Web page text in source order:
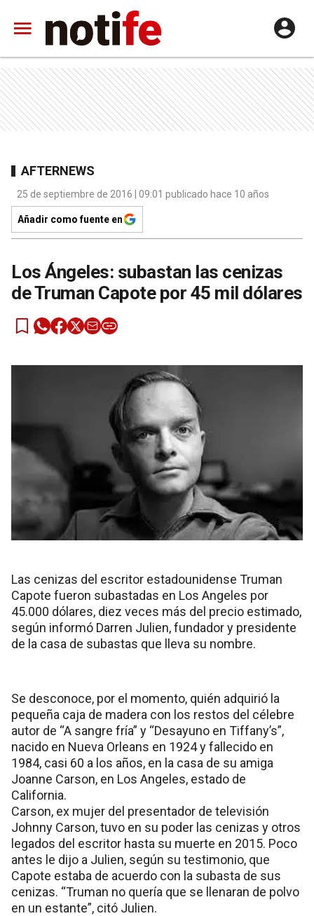
AFTERNEWS
25 de septiembre de 2016 | 09:01 publicado hace 10 años
Añadir como fuente en
Los Ángeles: subastan las cenizas
de Truman Capote por 45 mil dólares
Las cenizas del escritor estadounidense Truman
Capote fueron subastadas en Los Angeles por
45.000 dólares, diez veces más del precio estimado,
según informó Darren Julien, fundador y presidente
de la casa de subastas que lleva su nombre.
Se desconoce, por el momento, quién adquirió la
pequeña caja de madera con los restos del célebre
autor de “A sangre fría” y “Desayuno en Tiffany’s”,
nacido en Nueva Orleans en 1924 y fallecido en
1984, casi 60 a los años, en la casa de su amiga
Joanne Carson, en Los Angeles, estado de
California.
Carson, ex mujer del presentador de televisión
Johnny Carson, tuvo en su poder las cenizas y otros
legados del escritor hasta su muerte en 2015. Poco
antes le dijo a Julien, según su testimonio, que
Capote estaba de acuerdo con la subasta de sus
cenizas. “Truman no quería que se llenaran de polvo
en un estante”, citó Julien.